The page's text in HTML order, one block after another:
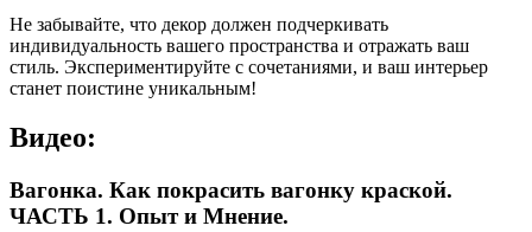
Не забывайте, что декор должен подчеркивать
индивидуальность вашего пространства и отражать ваш
стиль. Экспериментируйте с сочетаниями, и ваш интерьер
станет поистине уникальным!
Видео:
Вагонка. Как покрасить вагонку краской.
ЧАСТЬ 1. Опыт и Мнение.